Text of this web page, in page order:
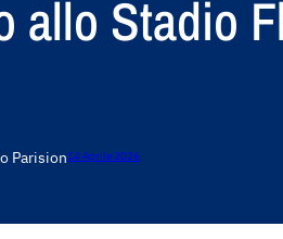
allo Stadio
Parision14 Aprile 2026